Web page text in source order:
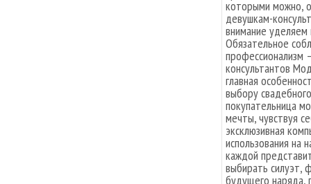
которыми можно,
девушкам-
внимание
Обязательное
профессионализм
консультантов
главная
выбору
покупательница
мечты, чувствуя
эксклюзивная
использования на
каждой
выбирать силуэт,
будущего наряда,